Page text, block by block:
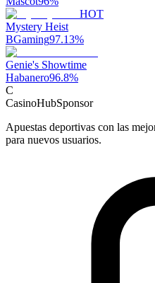
HOT
Mystery Heist
BGaming97.13%
Genie's Showtime
Habanero96.8%
C
CasinoHubSponsor
Apuestas deportivas con las
para nuevos usuarios.